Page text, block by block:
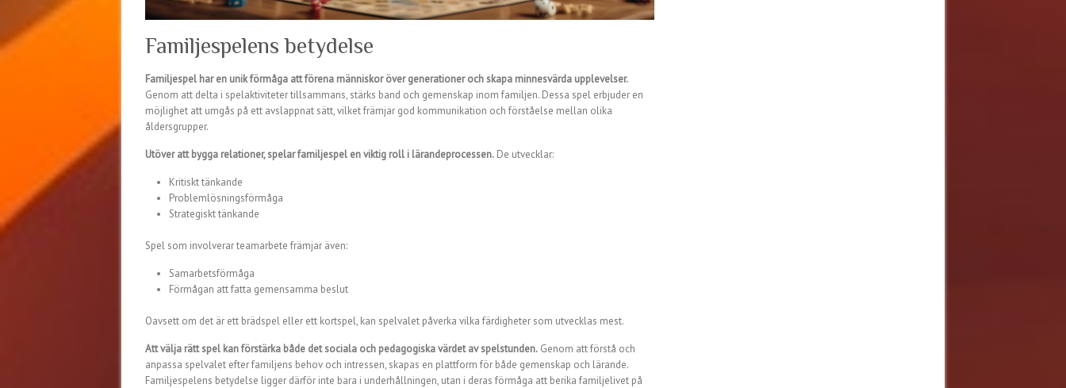
Familjespelens betydelse
Familjespel har en unik förmåga att förena människor över generationer och skapa minnesvärda upplevelser.
Genom att delta i spelaktiviteter tillsammans, stärks band och gemenskap inom familjen. Dessa spel erbjuder en
möjlighet att umgås på ett avslappnat sätt, vilket främjar god kommunikation och förståelse mellan olika
åldersgrupper.
Utöver att bygga relationer, spelar familjespel en viktig roll i lärandeprocessen. De utvecklar:
Kritiskt tänkande
Problemlösningsförmåga
Strategiskt tänkande
Spel som involverar teamarbete främjar även:
Samarbetsförmåga
Förmågan att fatta gemensamma beslut
Oavsett om det är ett brädspel eller ett kortspel, kan spelvalet påverka vilka färdigheter som utvecklas mest.
Att välja rätt spel kan förstärka både det sociala och pedagogiska värdet av spelstunden. Genom att förstå och
anpassa spelvalet efter familjens behov och intressen, skapas en plattform för både gemenskap och lärande.
Familjespelens betydelse ligger därför inte bara i underhållningen, utan i deras förmåga att berika familjelivet på